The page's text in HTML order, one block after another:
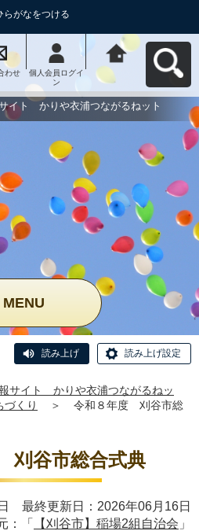
らがなをつける
わせ
個人会員ログイ
ン
衣浦定住自立
圏 市民活動情
報サイト かり
や衣浦つながる
ねットへ戻る
イト かりや衣浦つながるねット
MENU
読み上げ 読み上げ設定
サイト かりや衣浦つながるねッ
づくり ＞
令和８年度 刈谷市総
刈谷市総合式典
最終更新日：2026年06月16日
：「
【刈谷市】稲場2組自治会 」